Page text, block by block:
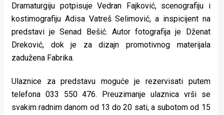
Dramaturgiju potpisuje Vedran Fajković, scenografiju i
kostimografiju Adisa Vatreš Selimović, a inspicijent na
predstavi je Senad Bešić. Autor fotografija je Dženat
Dreković, dok je za dizajn promotivnog materijala
zadužena Fabrika.
Ulaznice za predstavu moguće je rezervisati putem
telefona 033 550 476. Preuzimanje ulaznica vrši se
svakim radnim danom od 13 do 20 sati, a subotom od 15